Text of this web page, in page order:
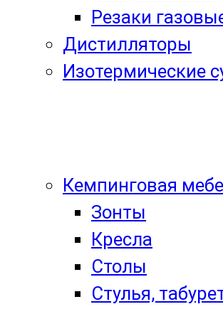
Резаки
Дистилляторы
Изотермические
Кемпинговая
Зонты
Кресла
Столы
Стулья,